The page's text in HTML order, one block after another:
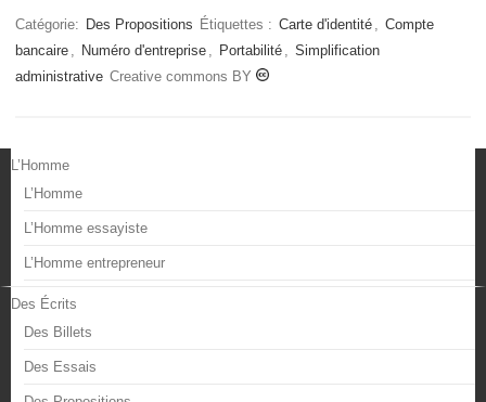
Catégorie: Des Propositions Étiquettes : Carte d'identité , Compte
bancaire , Numéro d'entreprise , Portabilité , Simplification
administrative Creative commons BY
L’Homme
L’Homme
L’Homme essayiste
L’Homme entrepreneur
Des Écrits
Des Billets
Des Essais